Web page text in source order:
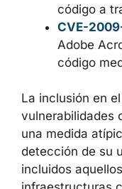
CVE-
byte
mediante
Windows
código a
CVE-
Adobe
código